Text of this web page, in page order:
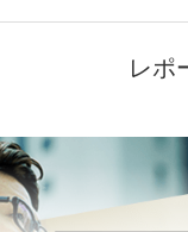
レポ